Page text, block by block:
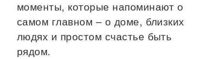
моменты, которые напоминают о
самом главном – о доме, близких
людях и простом счастье быть
рядом.